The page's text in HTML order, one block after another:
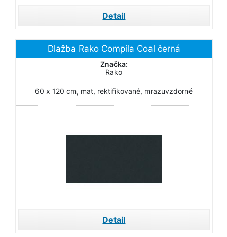
Detail
Dlažba Rako Compila Coal černá
Značka:
Rako
60 x 120 cm, mat, rektifikované, mrazuvzdorné
Detail